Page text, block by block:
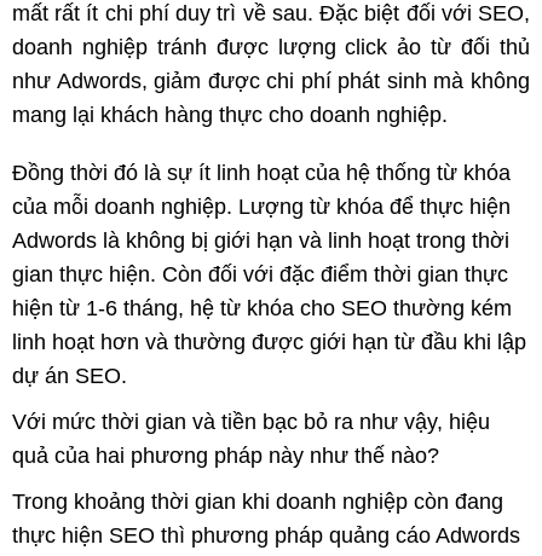
mất rất ít chi phí duy trì về sau. Đặc biệt đối với SEO,
doanh nghiệp tránh được lượng click ảo từ đối thủ
như Adwords, giảm được chi phí phát sinh mà không
mang lại khách hàng thực cho doanh nghiệp.
Đồng thời đó là sự ít linh hoạt của hệ thống từ khóa
của mỗi doanh nghiệp. Lượng từ khóa để thực hiện
Adwords là không bị giới hạn và linh hoạt trong thời
gian thực hiện. Còn đối với đặc điểm thời gian thực
hiện từ 1-6 tháng, hệ từ khóa cho SEO thường kém
linh hoạt hơn và thường được giới hạn từ đầu khi lập
dự án SEO.
Với mức thời gian và tiền bạc bỏ ra như vậy, hiệu
quả của hai phương pháp này như thế nào?
Trong khoảng thời gian khi doanh nghiệp còn đang
thực hiện SEO thì phương pháp quảng cáo Adwords